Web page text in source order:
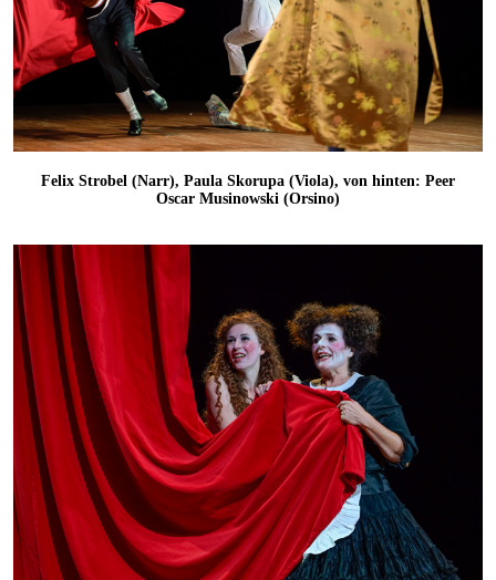
Felix Strobel (Narr), Paula Skorupa (Viola), von hinten: Peer
Oscar Musinowski (Orsino)